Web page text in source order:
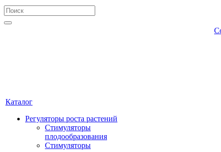
Каталог
Регуляторы роста растений
Стимуляторы
плодообразования
Стимуляторы